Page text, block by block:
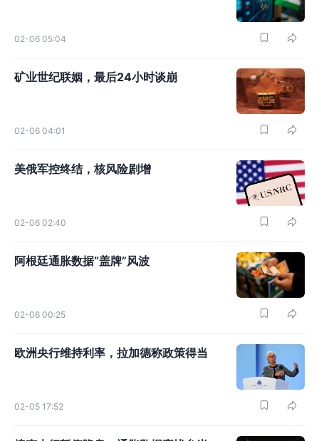
02-06 05:04
矿业世纪联姻，最后24小时谈崩
02-06 04:01
美俄军控终结，核风险剧增
02-06 02:40
阿根廷通胀数据“盖牌”风波
02-06 00:25
欧洲央行维持利率，拉加德称政策得当
02-05 17:52